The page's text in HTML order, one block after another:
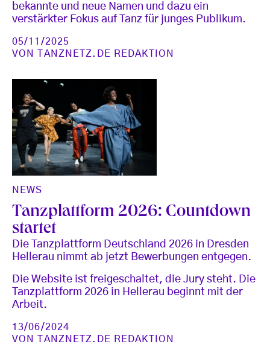
bekannte und neue Namen und dazu ein
verstärkter Fokus auf Tanz für junges Publikum.
05/11/2025
VON
TANZNETZ.DE REDAKTION
NEWS
Tanzplattform 2026: Countdown
startet
Die Tanzplattform Deutschland 2026 in Dresden
Hellerau nimmt ab jetzt Bewerbungen entgegen.
Die Website ist freigeschaltet, die Jury steht. Die
Tanzplattform 2026 in Hellerau beginnt mit der
Arbeit.
13/06/2024
VON
TANZNETZ.DE REDAKTION